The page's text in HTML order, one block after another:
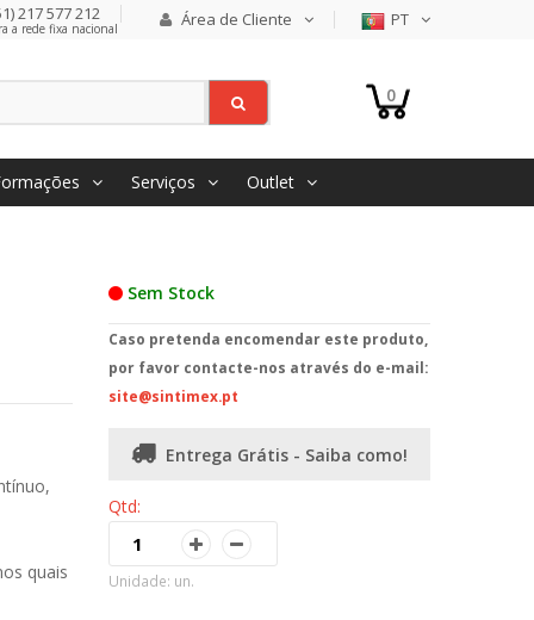
217 577 212
a rede fixa nacional Área de Cliente PT
0
Serviços Outlet
quais
Sem Stock
Caso pretenda encomendar este produto,
por favor contacte-nos através do e-mail:
site@sintimex.pt
Entrega Grátis - Saiba como!
Qtd:
Unidade: un.